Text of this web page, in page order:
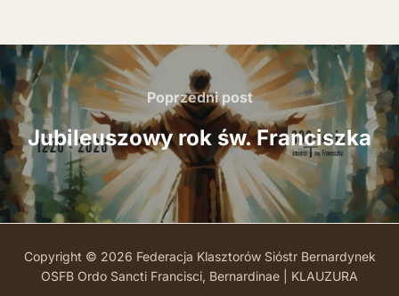
Nawigacja
wpisu
Poprzedni
post
Poprzedni post
Jubileuszowy rok św. Franciszka
Copyright © 2026 Federacja Klasztorów Sióstr Bernardynek
OSFB Ordo Sancti Francisci, Bernardinae | KLAUZURA